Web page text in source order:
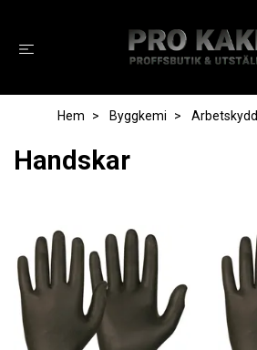
Hem Byggkemi Arbetskydd
Handskar